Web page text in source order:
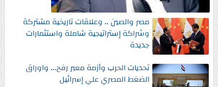
مصر والصين .. وعلاقات تاريخية مشتركة
وشراكة إستراتيجية شاملة واستثمارات
جديدة
تحديات الحرب وأزمة معبر رفح... واوراق
الضغط المصري علي إسرائيل